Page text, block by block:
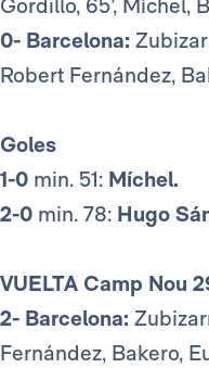
Gordillo, 65’, Míchel,
0- Barcelona:
Robert Fernández,
Goles
1-0 min. 51: Míchel.
2-0 min. 78: Hugo
VUELTA Camp Nou
2- Barcelona:
Fernández, Bakero,